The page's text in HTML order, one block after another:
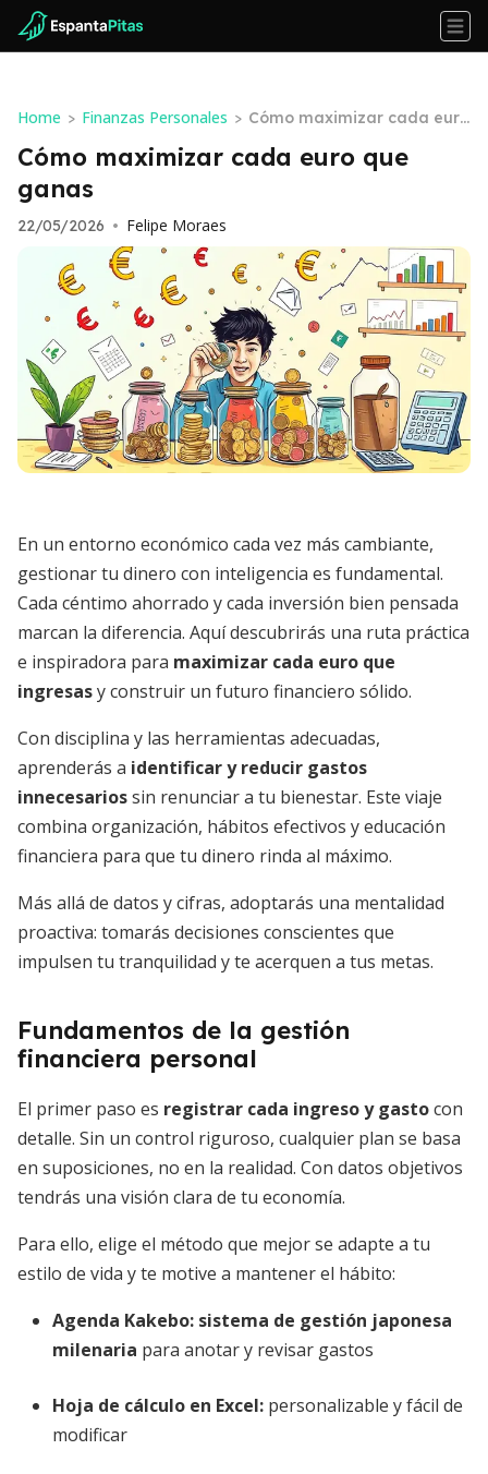
Home > Finanzas Personales > Cómo maximizar cada euro
que ganas
Cómo maximizar cada euro que
ganas
22/05/2026 • Felipe Moraes
En un entorno económico cada vez más cambiante,
gestionar tu dinero con inteligencia es fundamental.
Cada céntimo ahorrado y cada inversión bien pensada
marcan la diferencia. Aquí descubrirás una ruta práctica
e inspiradora para maximizar cada euro que
ingresasy construir un futuro financiero sólido.
Con disciplina y las herramientas adecuadas,
aprenderás a identificar y reducir gastos
innecesariossin renunciar a tu bienestar. Este viaje
combina organización, hábitos efectivos y educación
financiera para que tu dinero rinda al máximo.
Más allá de datos y cifras, adoptarás una mentalidad
proactiva: tomarás decisiones conscientes que
impulsen tu tranquilidad y te acerquen a tus metas.
Fundamentos de la gestión
financiera personal
El primer paso es registrar cada ingreso y gastocon
detalle. Sin un control riguroso, cualquier plan se basa
en suposiciones, no en la realidad. Con datos objetivos
tendrás una visión clara de tu economía.
Para ello, elige el método que mejor se adapte a tu
estilo de vida y te motive a mantener el hábito:
Agenda Kakebo: sistema de gestión japonesa
milenaria para anotar y revisar gastos
Hoja de cálculo en Excel: personalizable y fácil de
modificar